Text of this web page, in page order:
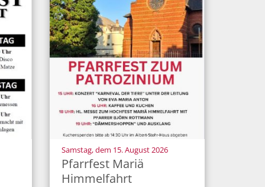
Samstag, dem 15. August 2026:
Pfarrfest Mariä
Himmelfahrt